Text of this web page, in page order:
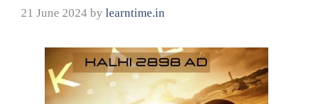
21 June 2024 by learntime.in